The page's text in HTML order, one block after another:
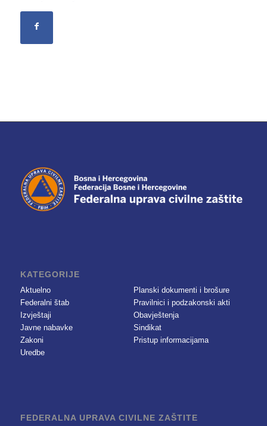
KATEGORIJE
Aktuelno
Federalni štab
Izvještaji
Javne nabavke
Zakoni
Uredbe
Planski dokumenti i brošure
Pravilnici i podzakonski akti
Obavještenja
Sindikat
Pristup informacijama
FEDERALNA UPRAVA CIVILNE ZAŠTITE